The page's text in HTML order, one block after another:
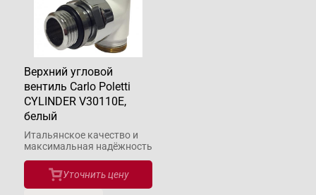
Верхний угловой
вентиль Carlo Poletti
CYLINDER V30110E,
белый
Итальянское качество и
макcимальная надёжность
Уточнить цену